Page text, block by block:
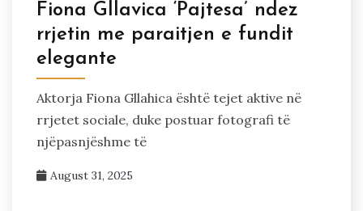
Fiona Gllavica ‘Pajtesa’ ndez
rrjetin me paraitjen e fundit
elegante
Aktorja Fiona Gllahica është tejet aktive në
rrjetet sociale, duke postuar fotografi të
njëpasnjëshme të
August 31, 2025